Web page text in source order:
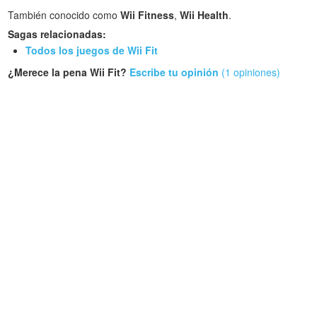
También conocido comoWii Fitness,Wii Health.
Sagas relacionadas:
Todos los juegos de Wii Fit
¿Merece la pena Wii Fit? Escribe tu opinión (1 opiniones)